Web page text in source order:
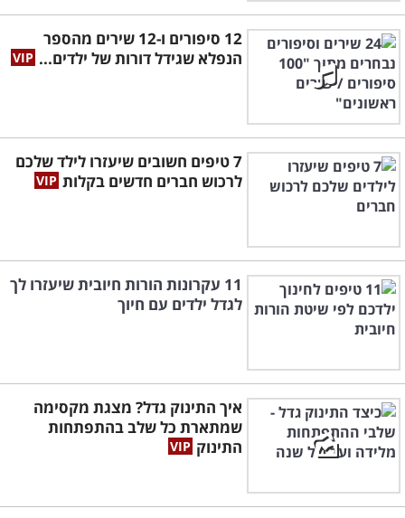
12 סיפורים ו-12 שירים מהספר
הנפלא שגידל דורות של ילדים...
7 טיפים חשובים שיעזרו לילד שלכם
לרכוש חברים חדשים בקלות
11 עקרונות הורות חיובית שיעזרו לך
לגדל ילדים עם חיוך
איך התינוק גדל? מצגת מקסימה
שמתארת כל שלב בהתפתחות
התינוק